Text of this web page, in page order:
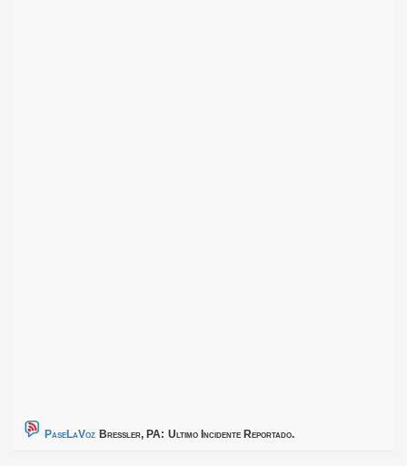
PaseLaVoz Bressler, PA: Ultimo Incidente Reportado.